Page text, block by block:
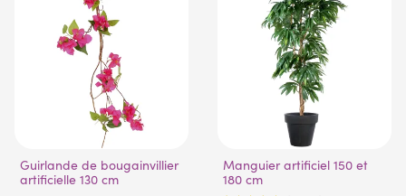
Guirlande de bougainvillier
artificielle 130 cm
Manguier artificiel 150 et
180 cm